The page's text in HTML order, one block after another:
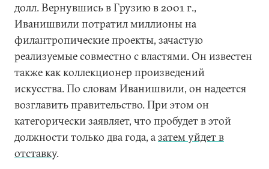
долл. Вернувшись в Грузию в 2001 г.,
Иванишвили потратил миллионы на
филантропические проекты, зачастую
реализуемые совместно с властями. Он известен
также как коллекционер произведений
искусства. По словам Иванишвили, он надеется
возглавить правительство. При этом он
категорически заявляет, что пробудет в этой
должности только два года, азатем уйдет в
отставку.